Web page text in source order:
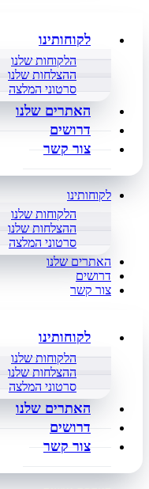
לקוחותינו
הלקוחות שלנו
ההצלחות שלנו
סרטוני המלצה
האתרים שלנו
דרושים
צור קשר
לקוחותינו
הלקוחות שלנו
ההצלחות שלנו
סרטוני המלצה
האתרים שלנו
דרושים
צור קשר
לקוחותינו
הלקוחות שלנו
ההצלחות שלנו
סרטוני המלצה
האתרים שלנו
דרושים
צור קשר